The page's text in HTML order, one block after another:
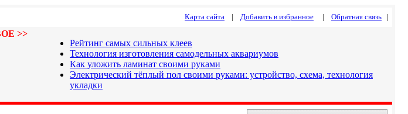
Карта сайта | Добавить в избранное | Обратная связь |
>>
Рейтинг самых сильных клеев
Технология изготовления самодельных аквариумов
Как уложить ламинат своими руками
Электрический тёплый пол своими руками: устройство, схема, технология
укладки